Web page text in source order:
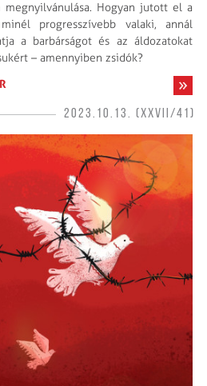
Hogyan jutott el a
progresszívebb valaki, annál
a barbárságot és az áldozatokat
– amennyiben zsidók?
2023.10.13. (XXVII/41)